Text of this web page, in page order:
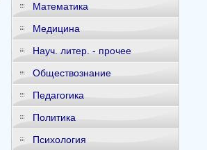
Математика
Медицина
Науч. литер. - прочее
Обществознание
Педагогика
Политика
Психология